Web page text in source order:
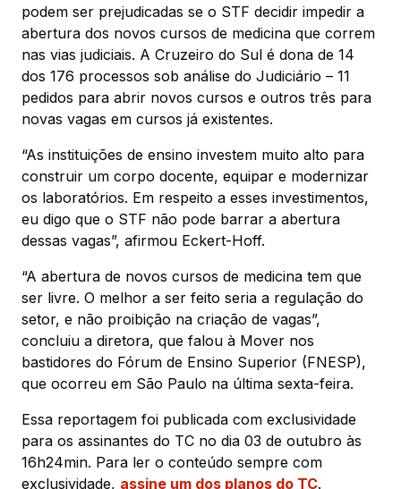
podem ser prejudicadas se o STF decidir impedir a
abertura dos novos cursos de medicina que correm
nas vias judiciais. A Cruzeiro do Sul é dona de 14
dos 176 processos sob análise do Judiciário – 11
pedidos para abrir novos cursos e outros três para
novas vagas em cursos já existentes.
“As instituições de ensino investem muito alto para
construir um corpo docente, equipar e modernizar
os laboratórios. Em respeito a esses investimentos,
eu digo que o STF não pode barrar a abertura
dessas vagas”, afirmou Eckert-Hoff.
“A abertura de novos cursos de medicina tem que
ser livre. O melhor a ser feito seria a regulação do
setor, e não proibição na criação de vagas”,
concluiu a diretora, que falou à Mover nos
bastidores do Fórum de Ensino Superior (FNESP),
que ocorreu em São Paulo na última sexta-feira.
Essa reportagem foi publicada com exclusividade
para os assinantes do TC no dia 03 de outubro às
16h24min. Para ler o conteúdo sempre com
exclusividade, assine um dos planos do TC.